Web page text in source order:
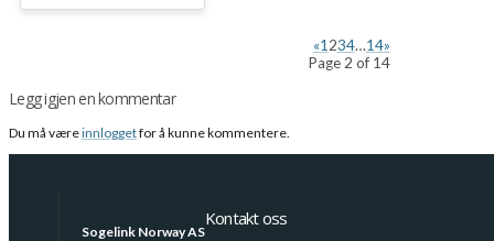
«1234…14»
Page 2 of 14
Legg igjen en kommentar
Du må væreinnloggetfor å kunne kommentere.
Sogelink Norway AS
Kontakt oss